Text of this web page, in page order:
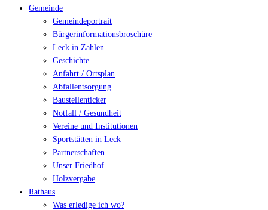
Gemeinde
Gemeindeportrait
Bürgerinformationsbroschüre
Leck in Zahlen
Geschichte
Anfahrt / Ortsplan
Abfallentsorgung
Baustellenticker
Notfall / Gesundheit
Vereine und Institutionen
Sportstätten in Leck
Partnerschaften
Unser Friedhof
Holzvergabe
Rathaus
Was erledige ich wo?